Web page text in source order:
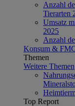
Anzahl
Tierarten
Umsatz
2025
Anzahl
Konsum &
Themen
Weitere Themen
Top Report